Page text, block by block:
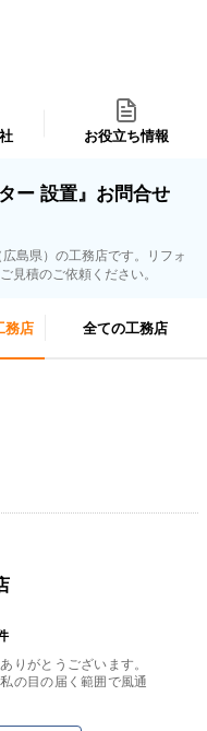
お役立ち情報
ー 設置』お問合せ
島県）の工務店です。リフォ
見積のご依頼ください。
務店 全ての工務店
りがとうございます。
の目の届く範囲で風通